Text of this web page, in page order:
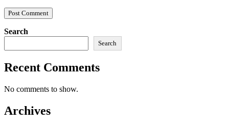
Search
Search
Recent Comments
No comments to show.
Archives